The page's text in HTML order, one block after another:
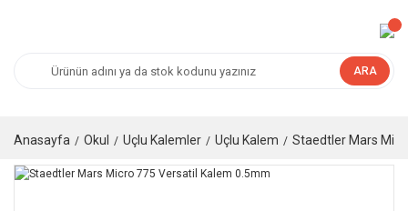
ARA
Anasayfa Okul Uçlu Kalemler Uçlu Kalem Staedtler Mars